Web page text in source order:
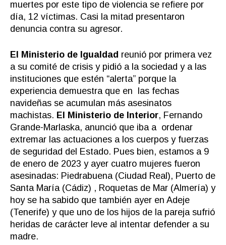
muertes por este tipo de violencia se refiere por
día, 12 víctimas. Casi la mitad presentaron
denuncia contra su agresor.
El Ministerio de Igualdad reunió por primera vez
a su comité de crisis y pidió a la sociedad y a las
instituciones que estén “alerta” porque la
experiencia demuestra que en las fechas
navideñas se acumulan más asesinatos
machistas. El Ministerio de Interior, Fernando
Grande-Marlaska, anunció que iba a ordenar
extremar las actuaciones a los cuerpos y fuerzas
de seguridad del Estado. Pues bien, estamos a 9
de enero de 2023 y ayer cuatro mujeres fueron
asesinadas: Piedrabuena (Ciudad Real), Puerto de
Santa María (Cádiz) , Roquetas de Mar (Almería) y
hoy se ha sabido que también ayer en Adeje
(Tenerife) y que uno de los hijos de la pareja sufrió
heridas de carácter leve al intentar defender a su
madre.